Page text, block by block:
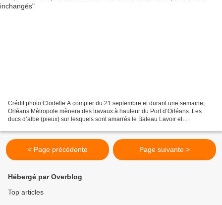
Crédit photo Clodelle A compter du 21 septembre et durant une semaine,
Orléans Métropole mènera des travaux à hauteur du Port d’Orléans. Les
ducs d’albe (pieux) sur lesquels sont amarrés le Bateau Lavoir et
< Page précédente Page suivante >
Hébergé par Overblog
Top articles